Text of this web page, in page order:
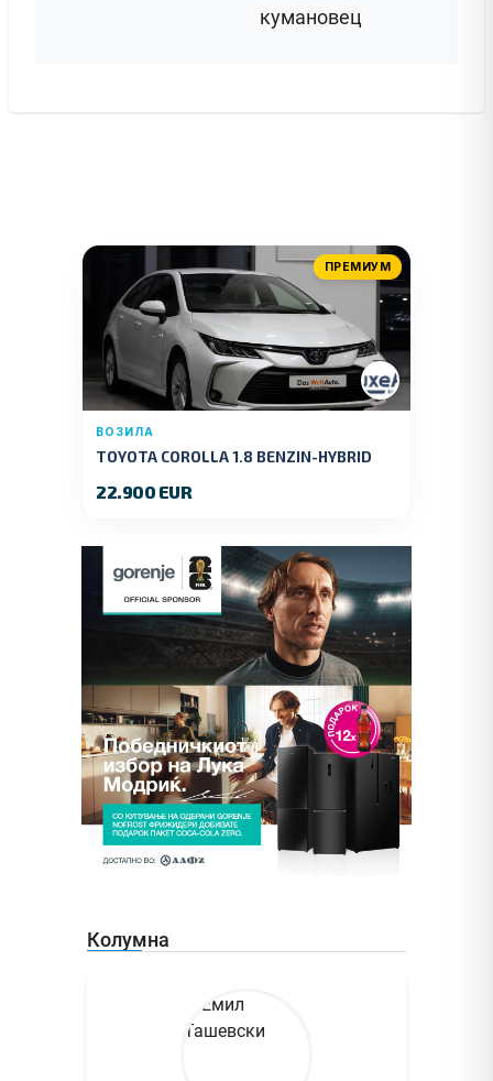
кумановец
ПРЕМИУМ
ВОЗИЛА
TOYOTA COROLLA 1.8 BENZIN-HYBRID
22.900 EUR
Колумна